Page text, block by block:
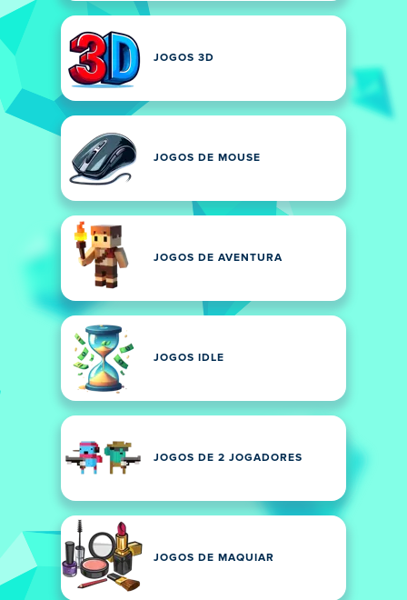
JOGOS 3D
JOGOS DE MOUSE
JOGOS DE AVENTURA
JOGOS IDLE
JOGOS DE 2 JOGADORES
JOGOS DE MAQUIAR